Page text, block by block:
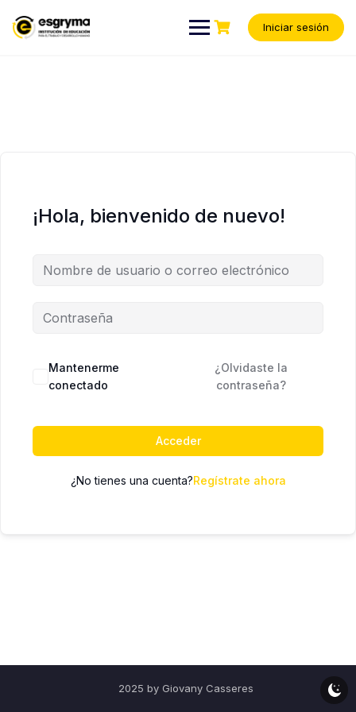
Iniciar sesión
¡Hola, bienvenido de nuevo!
Mantenerme
conectado
¿Olvidaste la
contraseña?
Acceder
¿No tienes una cuenta?Regístrate ahora
2025 by Giovany Casseres